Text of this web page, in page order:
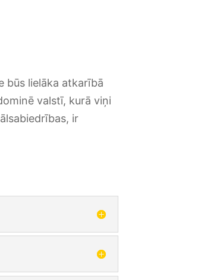
būs lielāka atkarībā
valstī, kurā viņi
ir